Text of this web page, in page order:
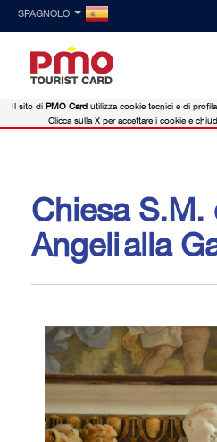
SPAGNOLO
Chiesa S.M.
Angeli alla
Il sito di PMO Card utilizza cookie tecnici e di
Clicca sulla X per accettare i cookie e